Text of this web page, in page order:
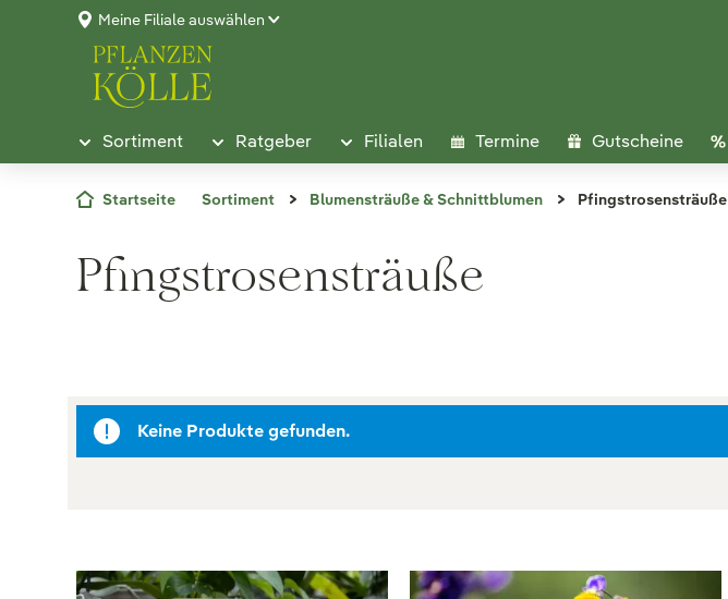
Meine Filiale auswählen
Sortiment Ratgeber Filialen Termine Gutscheine
Startseite Sortiment Blumensträuße & Schnittblumen Pfingstrosensträuße
Pfingstrosensträuße
Keine Produkte gefunden.